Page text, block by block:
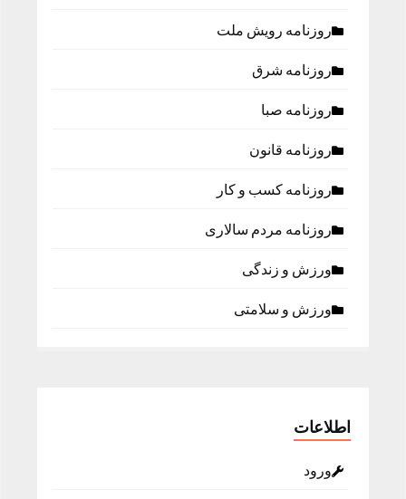
روزنامه رویش ملت
روزنامه شرق
روزنامه صبا
روزنامه قانون
روزنامه كسب و كار
روزنامه مردم سالاری
ورزش و زندگی
ورزش و سلامتی
اطلاعات
ورود